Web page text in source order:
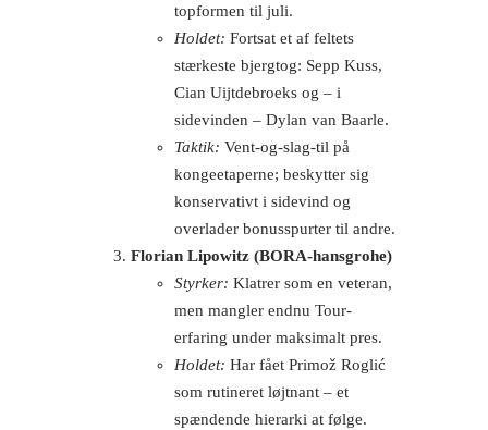
topformen til juli.
Holdet: Fortsat et af feltets
stærkeste bjergtog: Sepp Kuss,
Cian Uijtdebroeks og – i
sidevinden – Dylan van Baarle.
Taktik: Vent-og-slag-til på
kongeetaperne; beskytter sig
konservativt i sidevind og
overlader bonusspurter til andre.
Florian Lipowitz (BORA-hansgrohe)
Styrker: Klatrer som en veteran,
men mangler endnu Tour-
erfaring under maksimalt pres.
Holdet: Har fået Primož Roglić
som rutineret løjtnant – et
spændende hierarki at følge.